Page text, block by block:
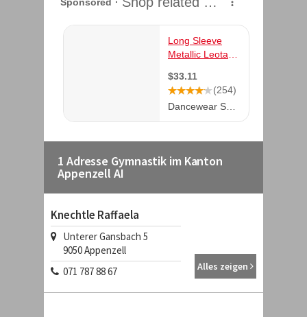
1 Adresse Gymnastik im Kanton
Appenzell AI
Knechtle Raffaela
Unterer Gansbach 5
9050Appenzell
071 787 88 67
Alles zeigen